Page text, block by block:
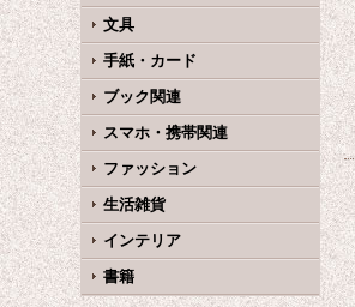
文具
手紙・カード
ブック関連
スマホ・携帯関連
ファッション
生活雑貨
インテリア
書籍